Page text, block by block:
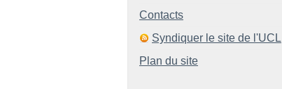
Contacts
Syndiquer le site de l'UCL
Plan du site